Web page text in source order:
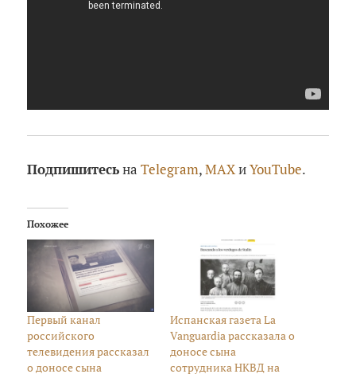
ПодпишитесьнаTelegram,MAXиYouTube.
Похожее
Первый канал
российского
телевидения рассказал
о доносе сына
Испанская газета La
Vanguardia рассказала о
доносе сына
сотрудника НКВД на